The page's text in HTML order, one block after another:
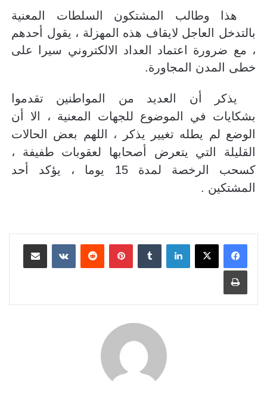
هذا وطالب المشتكون السلطات المعنية
بالتدخل العاجل لايقاف هذه المهزلة ، يقول أحدهم
، مع ضرورة اعتماد العداد الالكتروني سيرا على
خطى المدن المجاورة.
يذكر أن العديد من المواطنين تقدموا
بشكايات في الموضوع للجهات المعنية ، الا أن
الوضع لم يطله تغيير يذكر ، اللهم بعض الحالات
القليلة التي يتعرض أصحابها لعقوبات طفيفة ،
كسحب الرخصة لمدة 15 يوما ، يؤكد أحد
المشتكين .
لينكدإن بينتيريست مشاركة عبر البريد
طباعة